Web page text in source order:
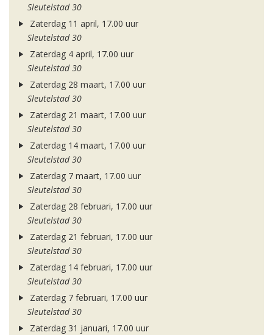
Sleutelstad 30
Zaterdag 11 april, 17.00 uur
Sleutelstad 30
Zaterdag 4 april, 17.00 uur
Sleutelstad 30
Zaterdag 28 maart, 17.00 uur
Sleutelstad 30
Zaterdag 21 maart, 17.00 uur
Sleutelstad 30
Zaterdag 14 maart, 17.00 uur
Sleutelstad 30
Zaterdag 7 maart, 17.00 uur
Sleutelstad 30
Zaterdag 28 februari, 17.00 uur
Sleutelstad 30
Zaterdag 21 februari, 17.00 uur
Sleutelstad 30
Zaterdag 14 februari, 17.00 uur
Sleutelstad 30
Zaterdag 7 februari, 17.00 uur
Sleutelstad 30
Zaterdag 31 januari, 17.00 uur